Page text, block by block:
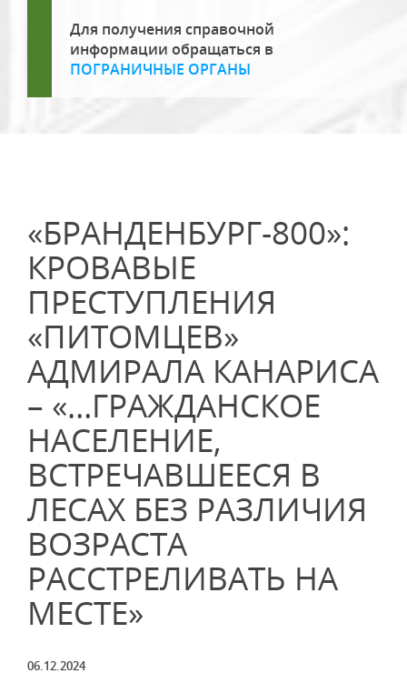
Для получения справочной
информации обращаться в
ПОГРАНИЧНЫЕ ОРГАНЫ
«БРАНДЕНБУРГ-800»:
КРОВАВЫЕ
ПРЕСТУПЛЕНИЯ
«ПИТОМЦЕВ»
АДМИРАЛА КАНАРИСА
– «…ГРАЖДАНСКОЕ
НАСЕЛЕНИЕ,
ВСТРЕЧАВШЕЕСЯ В
ЛЕСАХ БЕЗ РАЗЛИЧИЯ
ВОЗРАСТА
РАССТРЕЛИВАТЬ НА
МЕСТЕ»
06.12.2024